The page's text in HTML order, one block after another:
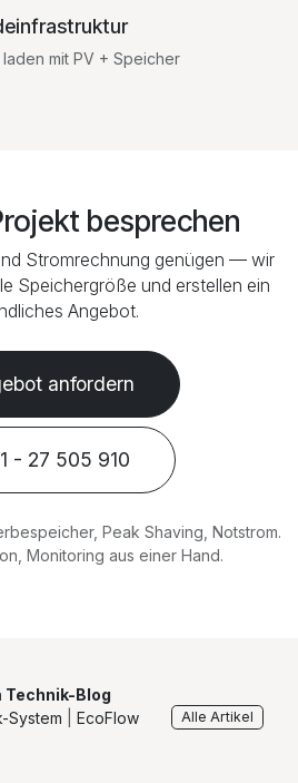
mit PV + Speicher
besprechen
Stromrechnung genügen — wir
Speichergröße und erstellen ein
Angebot.
anfordern
- 27 505 910
Peak Shaving, Notstrom.
Monitoring aus einer Hand.
Blog
System
EcoFlow
Alle Artikel